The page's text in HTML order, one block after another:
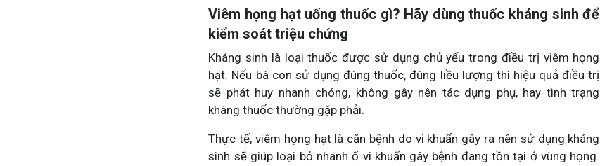
Viêm họng hạt uống thuốc gì? Hãy dùng thuốc kháng sinh để
kiểm soát triệu chứng
Kháng sinh là loại thuốc được sử dụng chủ yếu trong điều trị viêm họng
hạt. Nếu bà con sử dụng đúng thuốc, đúng liều lượng thì hiệu quả điều trị
sẽ phát huy nhanh chóng, không gây nên tác dụng phụ, hay tình trạng
kháng thuốc thường gặp phải.
Thực tế, viêm họng hạt là căn bệnh do vi khuẩn gây ra nên sử dụng kháng
sinh sẽ giúp loại bỏ nhanh ổ vi khuẩn gây bệnh đang tồn tại ở vùng họng.